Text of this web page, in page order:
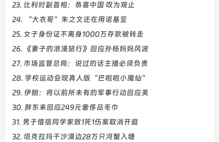
23. 比利时副首相：恭喜中国 叹为观止
24. “大衣哥”朱之文还在用诺基亚
25. 女子身份证不离身1000万存款被转走
26. 《妻子的浪漫旅行》回应孙杨妈妈风波
27. 市场监管总局：说过的话主播必须负责
28. 学校运动会现真人版“巴啦啦小魔仙”
29. 伊朗：将以前所未有的军事行动回应美
30. 胖东来回应249元奢侈品毛巾
31. 男子借宿同学家致1死1伤案取消开庭
32. 塔克拉玛干沙漠边28万只河蟹入塘